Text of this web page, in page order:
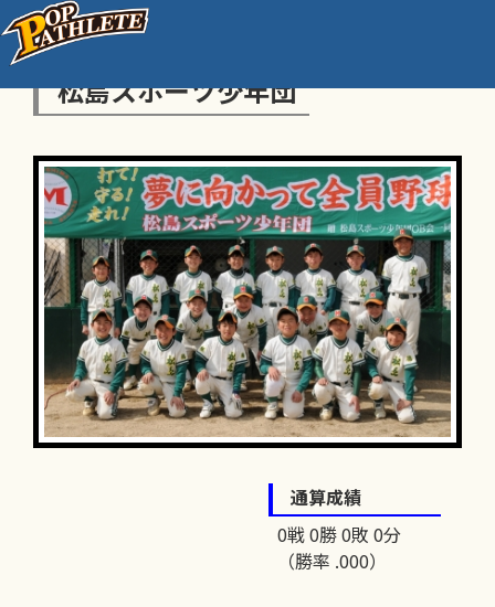
松島スポーツ少年団
通算成績
0戦 0勝 0敗 0分
（勝率 .000）